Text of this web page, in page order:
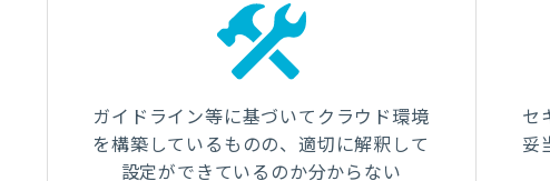
ガイドライン等に基づいてクラウド環境
を構築しているものの、適切に解釈して
設定ができているのか分からない
セ
妥